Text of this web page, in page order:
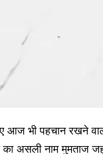
भी पहचान रखने
का असली नाम मुमताज